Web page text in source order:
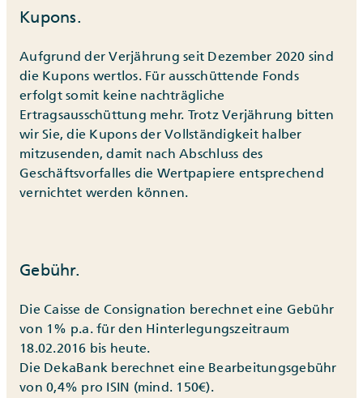
Kupons.
Aufgrund der Verjährung seit Dezember 2020 sind
die Kupons wertlos. Für ausschüttende Fonds
erfolgt somit keine nachträgliche
Ertragsausschüttung mehr. Trotz Verjährung bitten
wir Sie, die Kupons der Vollständigkeit halber
mitzusenden, damit nach Abschluss des
Geschäftsvorfalles die Wertpapiere entsprechend
vernichtet werden können.
Gebühr.
Die Caisse de Consignation berechnet eine Gebühr
von 1% p.a. für den Hinterlegungszeitraum
18.02.2016 bis heute.
Die DekaBank berechnet eine Bearbeitungsgebühr
von 0,4% pro ISIN (mind. 150€).